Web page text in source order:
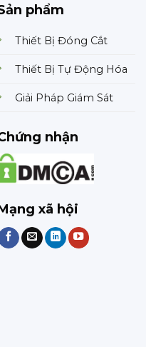
phẩm
Thiết Bị Đóng Cắt
Thiết Bị Tự Động Hóa
Giải Pháp Giám Sát
nhận
xã hội